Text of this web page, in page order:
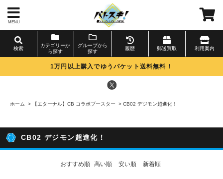
MENU
検索
カテゴリーか
ら探す
グループから
探す
履歴 郵送買取 利用案内
1万円以上購入でゆうパケット送料無料！
ホーム > 【エターナル】CB コラボブースター > CB02 デジモン超進化！
CB02 デジモン超進化！
おすすめ順 高い順 安い順 新着順